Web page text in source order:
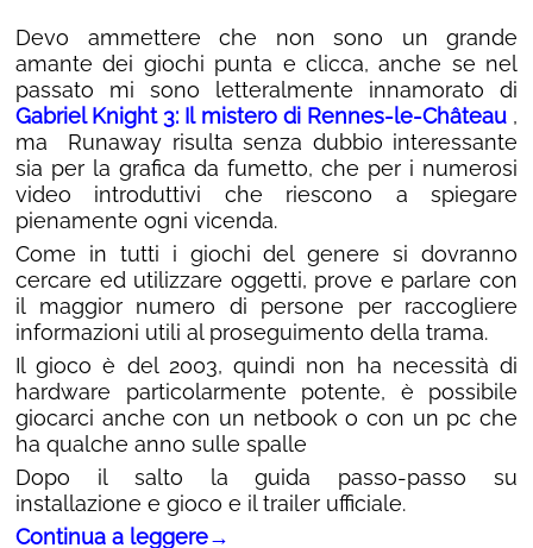
Devo ammettere che non sono un grande
amante dei giochi punta e clicca, anche se nel
passato mi sono letteralmente innamorato di
Gabriel Knight 3: Il mistero di Rennes-le-Château,
ma Runaway risulta senza dubbio interessante
sia per la grafica da fumetto, che per i numerosi
video introduttivi che riescono a spiegare
pienamente ogni vicenda.
Come in tutti i giochi del genere si dovranno
cercare ed utilizzare oggetti, prove e parlare con
il maggior numero di persone per raccogliere
informazioni utili al proseguimento della trama.
Il gioco è del 2003, quindi non ha necessità di
hardware particolarmente potente, è possibile
giocarci anche con un netbook o con un pc che
ha qualche anno sulle spalle
Dopo il salto la guida passo-passo su
installazione e gioco e il trailer ufficiale.
Continua a leggere→